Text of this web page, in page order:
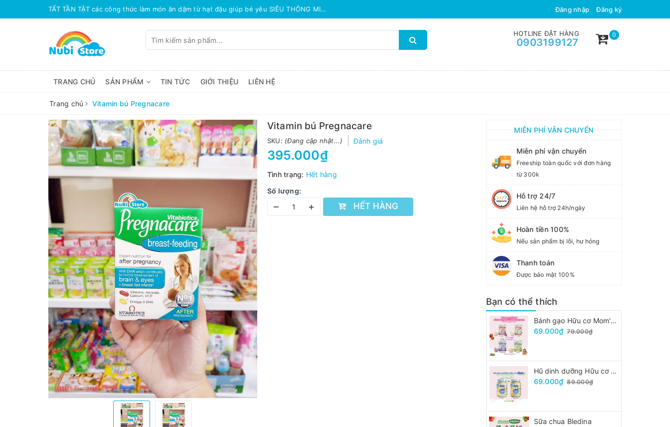
TẤT TẦN TẬT các công thức làm món ăn dặm từ hạt đậu giúp bé yêu SIÊU THÔNG MINH HÀNH TRÌNH
Đăng nhập Đăng ký
0
HOTLINE ĐẶT HÀNG
0903199127
TRANG CHỦ SẢN PHẨM TIN TỨC GIỚI THIỆU LIÊN HỆ
Trang chủ Vitamin bú Pregnacare
Vitamin bú Pregnacare
SKU: (Đang cập nhật...) Đánh giá
395.000₫
Tình trạng: Hết hàng
Số lượng:
– + HẾT HÀNG
MIỄN PHÍ VẬN CHUYỂN
Miễn phí vận chuyển
Freeship toàn quốc với đơn hàng
từ 300k
Hỗ trợ 24/7
Liên hệ hỗ trợ 24h/ngày
Hoàn tiền 100%
Nếu sản phẩm bị lỗi, hư hỏng
Thanh toán
Được bảo mật 100%
Bạn có thể thích
Bánh gạo Hữu cơ Mom's Choice
69.000₫ 79.000₫
Hũ dinh dưỡng Hữu cơ Alete
69.000₫ 89.000₫
Sữa chua Bledina